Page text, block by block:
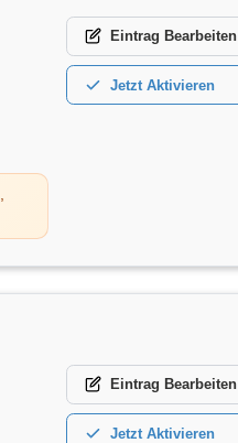
Eintrag Bearbeiten
Jetzt Aktivieren
Eintrag Bearbeiten
Jetzt Aktivieren